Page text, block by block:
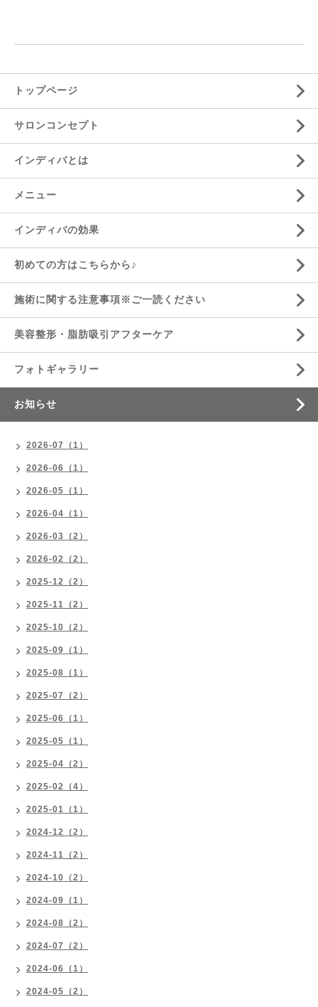
トップページ
サロンコンセプト
インディバとは
メニュー
インディバの効果
初めての方はこちらから♪
施術に関する注意事項※ご一読ください
美容整形・脂肪吸引アフターケア
フォトギャラリー
お知らせ
2026-07（1）
2026-06（1）
2026-05（1）
2026-04（1）
2026-03（2）
2026-02（2）
2025-12（2）
2025-11（2）
2025-10（2）
2025-09（1）
2025-08（1）
2025-07（2）
2025-06（1）
2025-05（1）
2025-04（2）
2025-02（4）
2025-01（1）
2024-12（2）
2024-11（2）
2024-10（2）
2024-09（1）
2024-08（2）
2024-07（2）
2024-06（1）
2024-05（2）